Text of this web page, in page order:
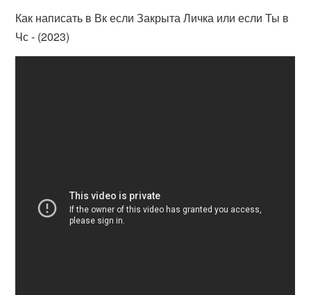
Как написать в Вк если Закрыта Личка или если Ты в
Чс - (2023)